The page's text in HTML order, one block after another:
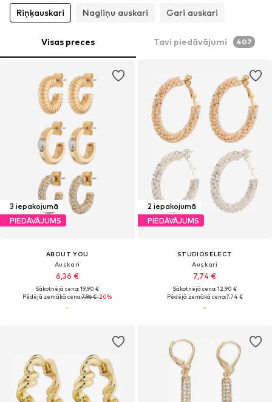
Riņķauskari
Nagliņu auskari Gari auskari
Visas preces Tavi piedāvājumi 407
3 iepakojumā
PIEDĀVĀJUMS
ABOUT YOU
Auskari
6,36 €
Sākotnējā cena: 19,90 €
Pēdējā zemākā cena:7,96 €-20%
2 iepakojumā
PIEDĀVĀJUMS
STUDIOSELECT
Auskari
7,74 €
Sākotnējā cena: 12,90 €
Pēdējā zemākā cena:7,74 €